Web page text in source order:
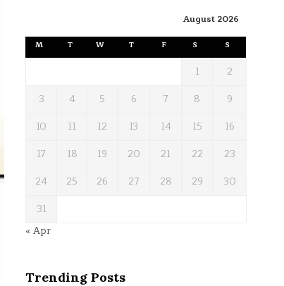
August 2026
M T W T F S S
1
2
3
4 5 6 7 8
9
10
11 12 13 14 15
16
17
18 19 20 21 22
23
24
25 26 27 28 29
30
31
« Apr
Trending Posts